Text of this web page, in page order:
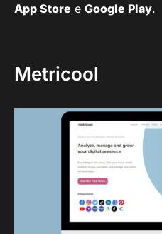
App Store e Google Play.
Metricool